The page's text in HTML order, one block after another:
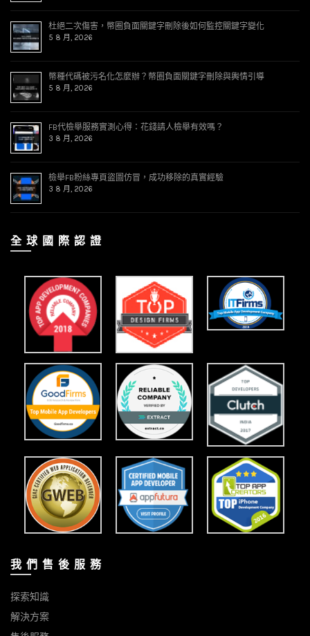
杜絕二次傷害，幣圈負面關鍵字刪除後如何監控關鍵字變化
5 8 月, 2026
幣種代碼被污名化怎麼辦？幣圈負面關鍵字刪除與輿情引導
5 8 月, 2026
FB代檢舉服務實測心得：花錢請人檢舉有效嗎？
3 8 月, 2026
檢舉FB粉絲專頁盜圖仿冒，成功移除的真實經驗
3 8 月, 2026
全 球 國 際 認 證
我 們 售 後 服 務
探索知識
解決方案